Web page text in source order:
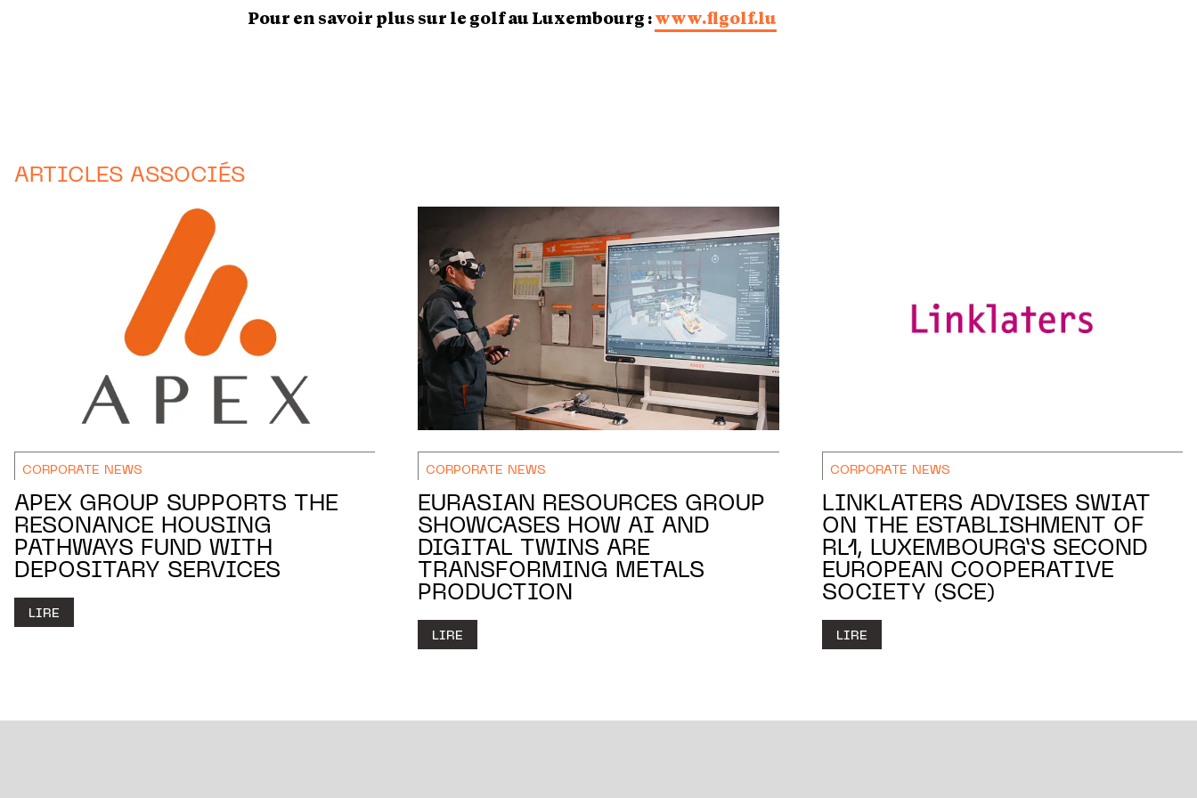
Pour en savoir plus sur le golf au Luxembourg :www.flgolf.lu
ARTICLES ASSOCIÉS
CORPORATE NEWS
APEX GROUP SUPPORTS THE
RESONANCE HOUSING
PATHWAYS FUND WITH
DEPOSITARY SERVICES
LIRE
CORPORATE NEWS
EURASIAN RESOURCES GROUP
SHOWCASES HOW AI AND
DIGITAL TWINS ARE
TRANSFORMING METALS
PRODUCTION
LIRE
CORPORATE NEWS
LINKLATERS ADVISES SWIAT
ON THE ESTABLISHMENT OF
RL1, LUXEMBOURG’S SECOND
EUROPEAN COOPERATIVE
SOCIETY (SCE)
LIRE